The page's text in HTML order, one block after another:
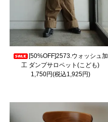
[50%OFF]2573.ウォッシュ加
工 ダンプサロペット(こども)
1,750円(税込1,925円)